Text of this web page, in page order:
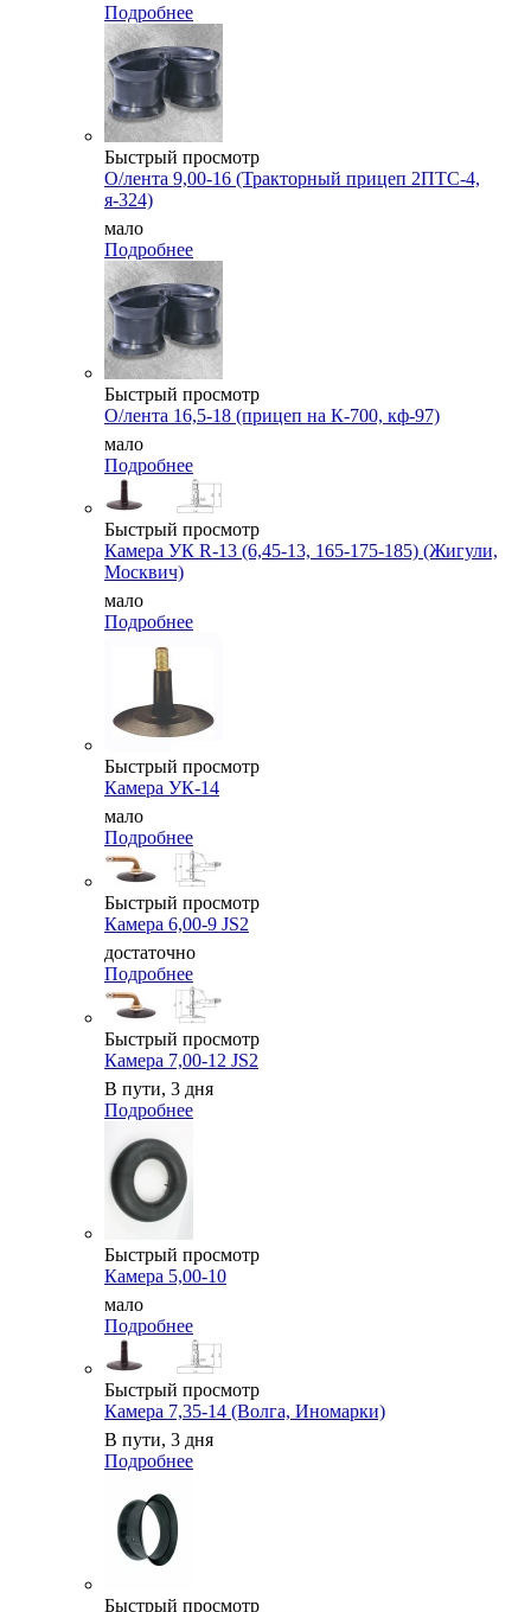
Подробнее
Быстрый просмотр
О/лента 9,00-16 (Тракторный прицеп 2ПТС-4,
я-324)
мало
Подробнее
Быстрый просмотр
О/лента 16,5-18 (прицеп на К-700, кф-97)
мало
Подробнее
Быстрый просмотр
Камера УК R-13 (6,45-13, 165-175-185) (Жигули,
Москвич)
мало
Подробнее
Быстрый просмотр
Камера УК-14
мало
Подробнее
Быстрый просмотр
Камера 6,00-9 JS2
достаточно
Подробнее
Быстрый просмотр
Камера 7,00-12 JS2
В пути, 3 дня
Подробнее
Быстрый просмотр
Камера 5,00-10
мало
Подробнее
Быстрый просмотр
Камера 7,35-14 (Волга, Иномарки)
В пути, 3 дня
Подробнее
Быстрый просмотр